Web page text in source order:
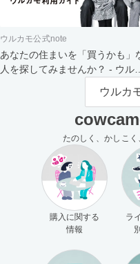
ウルカモ公式note
あなたの住まいを「買うかも」
人を探してみませんか？ - ウルカ
ウルカ
たのしく、かしこ
購入に関する
情報
ラ